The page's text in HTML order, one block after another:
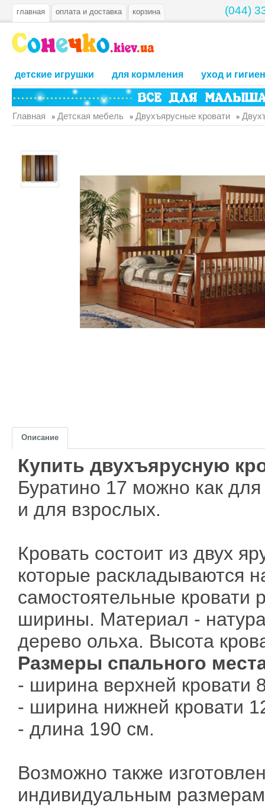
(044)
главная оплата и доставка корзина
детские игрушки для кормления уход и
Главная » Детская мебель » Двухъярусные кровати »
Описание
Купить двухъярусную
Буратино 17 можно как для
и для взрослых.
Кровать состоит из двух
которые раскладываются
самостоятельные кровати
ширины. Материал -
дерево ольха. Высота
Размеры спального
- ширина верхней кровати
- ширина нижней кровати
- длина 190 см.
Возможно также
индивидуальным